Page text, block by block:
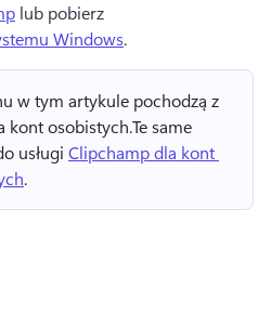
lub pobierz
Windows.
w tym artykule pochodzą z
kont osobistych.Te same
usługi Clipchamp dla kont
.